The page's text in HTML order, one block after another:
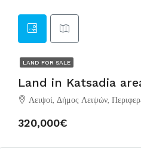
LAND FOR SALE
Land in Katsadia
Λειψοί, Δήμος Λειψών, Περιφερειακή Ενότητα Καλύμνου,
320,000€